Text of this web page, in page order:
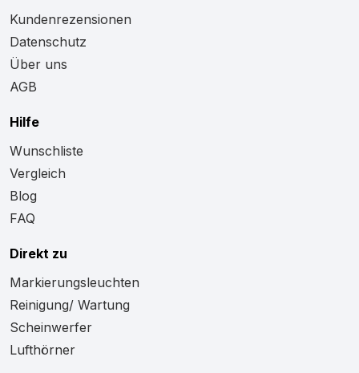
Kundenrezensionen
Datenschutz
Über uns
AGB
Hilfe
Wunschliste
Vergleich
Blog
FAQ
Direkt zu
Markierungsleuchten
Reinigung/ Wartung
Scheinwerfer
Lufthörner